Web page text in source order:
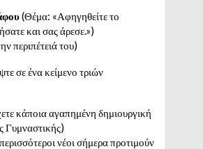
(Θέμα: «Αφηγηθείτε το
και σας άρεσε.»)
περιπέτειά του)
σε ένα κείμενο τριών
κάποια αγαπημένη δημιουργική
Γυμναστικής)
νέοι σήμερα προτιμούν